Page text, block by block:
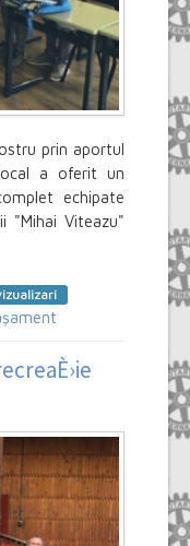
prin aportul
a oferit un
echipate
"Mihai Viteazu"